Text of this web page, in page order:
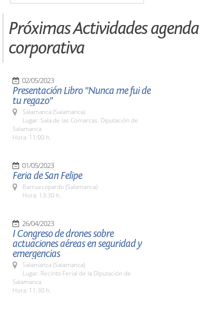
Próximas Actividades agenda
corporativa
02/05/2023
Presentación Libro "Nunca me fui de
tu regazo"
Salamanca (Salamanca)
Lugar: Sala de las Comarcas. Diputación de
Salamanca
Hora: 11:00 h.
01/05/2023
Feria de San Felipe
Barruecopardo (Salamanca)
Hora: 13:30 h.
26/04/2023
I Congreso de drones sobre
actuaciones aéreas en seguridad y
emergencias
Salamanca (Salamanca)
Lugar: Recinto Ferial de la Diputación de
Salamanca
Hora: 11:30 h.